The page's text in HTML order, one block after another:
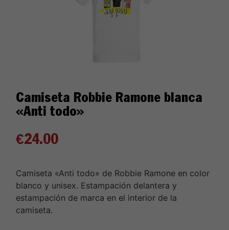
Camiseta Robbie Ramone blanca
«Anti todo»
€24.00
Camiseta «Anti todo» de Robbie Ramone en color
blanco y unisex. Estampación delantera y
estampación de marca en el interior de la
camiseta.